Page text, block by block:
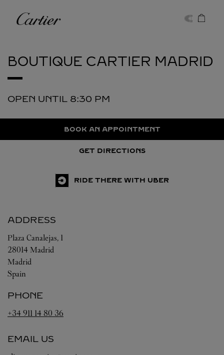
Cartier
BOUTIQUE CARTIER MADRID
OPEN UNTIL 8:30 PM
BOOK AN APPOINTMENT
GET DIRECTIONS
RIDE THERE WITH UBER
ADDRESS
Plaza Canalejas, 1
28014 Madrid
Madrid
Spain
PHONE
+34 911 14 80 36
EMAIL US